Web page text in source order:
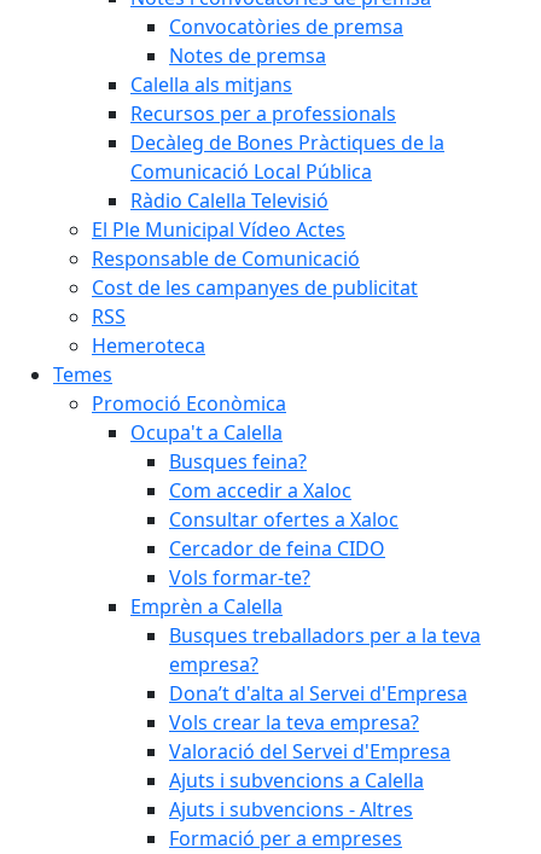
Convocatòries de premsa
Notes de premsa
Calella als mitjans
Recursos per a professionals
Decàleg de Bones Pràctiques de la
Comunicació Local Pública
Ràdio Calella Televisió
El Ple Municipal Vídeo Actes
Responsable de Comunicació
Cost de les campanyes de publicitat
RSS
Hemeroteca
Temes
Promoció Econòmica
Ocupa't a Calella
Busques feina?
Com accedir a Xaloc
Consultar ofertes a Xaloc
Cercador de feina CIDO
Vols formar-te?
Emprèn a Calella
Busques treballadors per a la teva
empresa?
Dona’t d'alta al Servei d'Empresa
Vols crear la teva empresa?
Valoració del Servei d'Empresa
Ajuts i subvencions a Calella
Ajuts i subvencions - Altres
Formació per a empreses